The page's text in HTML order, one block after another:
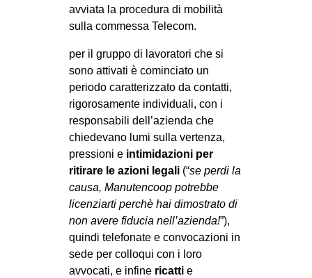
avviata la procedura di mobilità
sulla commessa Telecom.
per il gruppo di lavoratori che si
sono attivati è cominciato un
periodo caratterizzato da contatti,
rigorosamente individuali, con i
responsabili dell’azienda che
chiedevano lumi sulla vertenza,
pressioni e intimidazioni per
ritirare le azioni legali (“se perdi la
causa, Manutencoop potrebbe
licenziarti perchè hai dimostrato di
non avere fiducia nell’azienda!”),
quindi telefonate e convocazioni in
sede per colloqui con i loro
avvocati, e infine ricatti e